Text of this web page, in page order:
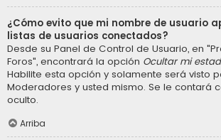
¿Cómo evito que mi nombre de usuario
listas de usuarios conectados?
Desde su Panel de Control de Usuario, en
Foros", encontrará la opción Ocultar mi
Habilite esta opción y solamente será visto
Moderadores y usted mismo. Se le contará
oculto.
Arriba